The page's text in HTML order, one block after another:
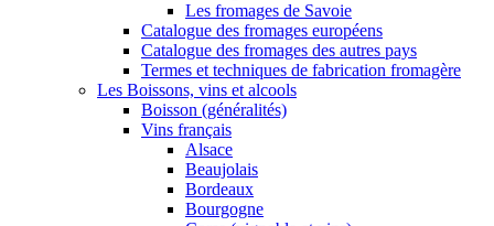
Les fromages de Savoie
Catalogue des fromages européens
Catalogue des fromages des autres pays
Termes et techniques de fabrication fromagère
Les Boissons, vins et alcools
Boisson (généralités)
Vins français
Alsace
Beaujolais
Bordeaux
Bourgogne